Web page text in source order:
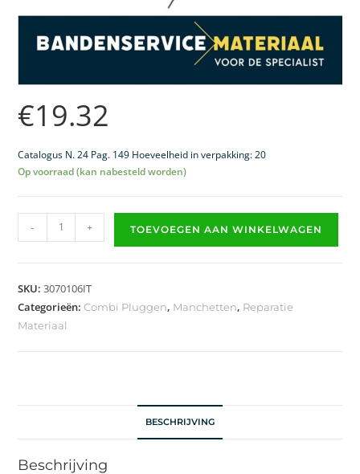
€19.32
Catalogus N. 24 Pag. 149 Hoeveelheid in verpakking: 20
Op voorraad (kan nabesteld worden)
- + TOEVOEGEN AAN WINKELWAGEN
SKU:3070106IT
Categorieën:Combi Pluggen, Manchetten, Reparatie
Materiaal
BESCHRIJVING
Beschrijving